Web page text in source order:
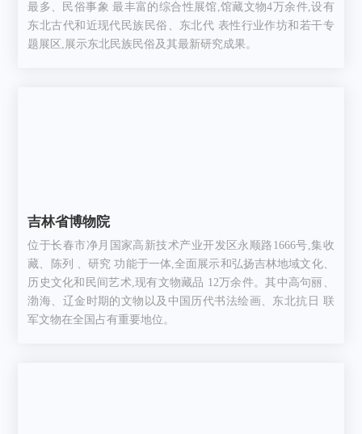
最多、民俗事象 最丰富的综合性展馆,馆藏文物4万余件,设有
东北古代和近现代民族民俗、东北代 表性行业作坊和若干专
题展区,展示东北民族民俗及其最新研究成果。
吉林省博物院
位于长春市净月国家高新技术产业开发区永顺路1666号,集收
藏、陈列 、研究 功能于一体,全面展示和弘扬吉林地域文化、
历史文化和民间艺术,现有文物藏品 12万余件。其中高句丽、
渤海、辽金时期的文物以及中国历代书法绘画、东北抗日 联
军文物在全国占有重要地位。